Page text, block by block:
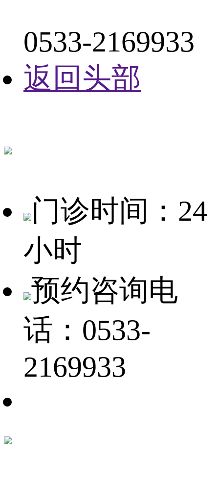
0533-2169933
返回头部
门诊时间：24
小时
预约咨询电
话：0533-
2169933